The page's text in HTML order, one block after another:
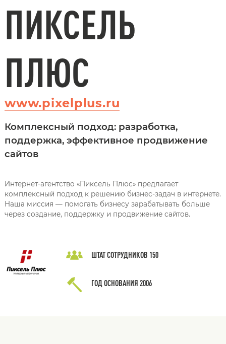
ПИКСЕЛЬ
ПЛЮС
www.pixelplus.ru
Комплексный подход: разработка,
поддержка, эффективное продвижение
сайтов
Интернет-агентство «Пиксель Плюс» предлагает
комплексный подход к решению бизнес-задач в интернете.
Наша миссия — помогать бизнесу зарабатывать больше
через создание, поддержку и продвижение сайтов.
ШТАТ СОТРУДНИКОВ 150
ГОД ОСНОВАНИЯ 2006